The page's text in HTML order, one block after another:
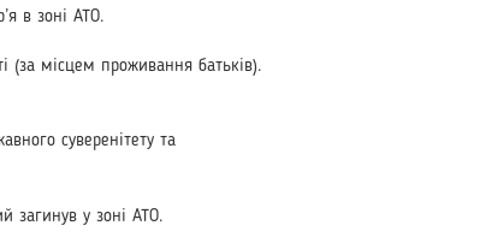
в зоні АТО.
(за місцем проживання батьків).
сувере­нітету та
загинув у зоні АТО.